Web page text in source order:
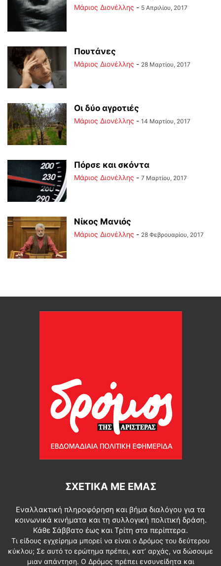
Μάριος Διονέλλης - 5 Απριλίου, 2017
Πουτάνες
Μάριος Διονέλλης - 28 Μαρτίου, 2017
Οι δύο αγροτιές
Μάριος Διονέλλης - 14 Μαρτίου, 2017
Πόρσε και σκόντα
Μάριος Διονέλλης - 7 Μαρτίου, 2017
Νίκος Μανιός
Μάριος Διονέλλης - 28 Φεβρουαρίου, 2017
ΣΧΕΤΙΚΆ ΜΕ ΕΜΆΣ
Εναλλακτική πληροφόρηση και βήμα διαλόγου για τα
κοινωνικά κινήματα και τη συλλογική πολιτική δράση.
Κάθε Σάββατο έως και Τρίτη στα περίπτερα.
Τι είδους εγχείρημα μπορεί να είναι ο Δρόμος του δεύτερου
κύκλου; Σε αυτό το ερώτημα πρέπει, κατ’ αρχάς, να δώσουμε
μιαν απάντηση. Ο Δρόμος πρέπει ενσυνείδητα και